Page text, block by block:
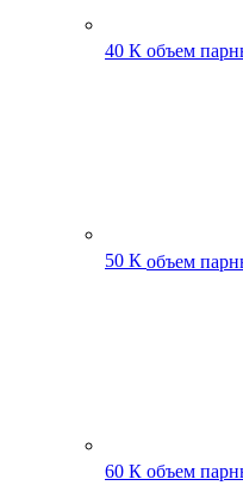
40 К объем
50 К объем
60 К объем